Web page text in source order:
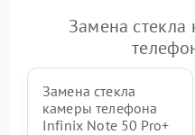
Замена
Замена стекла
камеры телефона
Infinix Note 50 Pro+